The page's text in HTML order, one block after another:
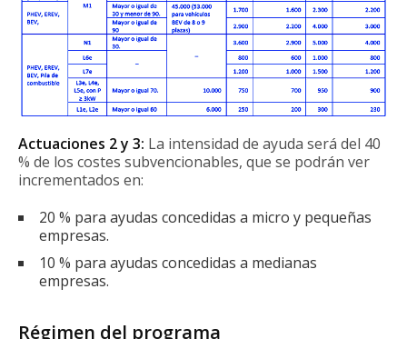
Actuaciones 2 y 3: La intensidad de ayuda será del 40
% de los costes subvencionables, que se podrán ver
incrementados en:
20 % para ayudas concedidas a micro y pequeñas
empresas.
10 % para ayudas concedidas a medianas
empresas.
Régimen del programa